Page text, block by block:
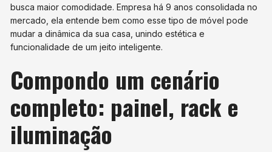
busca maior comodidade. Empresa há 9 anos consolidada no
mercado, ela entende bem como esse tipo de móvel pode
mudar a dinâmica da sua casa, unindo estética e
funcionalidade de um jeito inteligente.
Compondo um cenário
completo: painel, rack e
iluminação